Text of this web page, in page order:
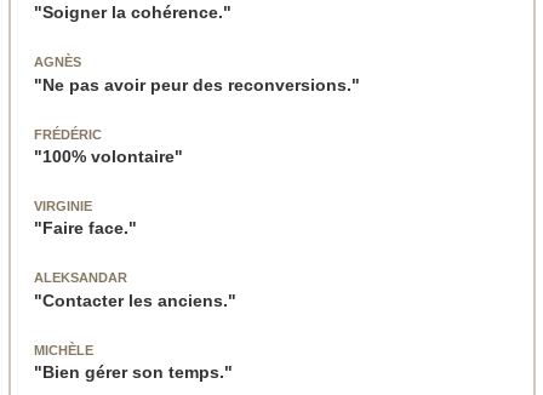
"Soigner la cohérence."
AGNÈS
"Ne pas avoir peur des reconversions."
FRÉDÉRIC
"100% volontaire"
VIRGINIE
"Faire face."
ALEKSANDAR
"Contacter les anciens."
MICHÈLE
"Bien gérer son temps."